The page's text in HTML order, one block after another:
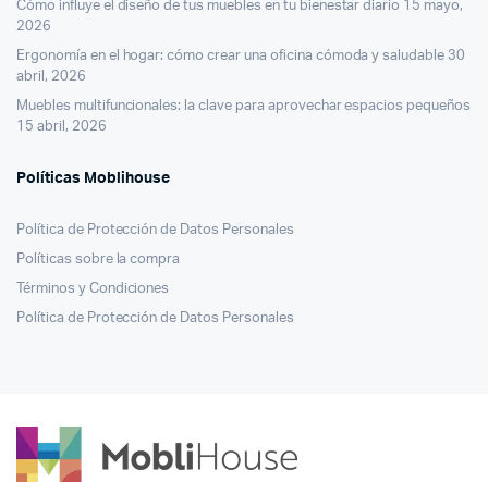
Cómo influye el diseño de tus muebles en tu bienestar diario 15 mayo,
2026
Ergonomía en el hogar: cómo crear una oficina cómoda y saludable 30
abril, 2026
Muebles multifuncionales: la clave para aprovechar espacios pequeños
15 abril, 2026
Políticas Moblihouse
Política de Protección de Datos Personales
Políticas sobre la compra
Términos y Condiciones
Política de Protección de Datos Personales